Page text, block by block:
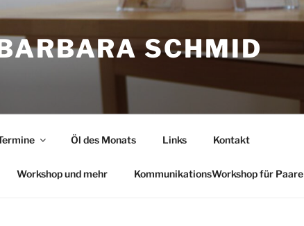
SCHMID
Öl des Monats Links Kontakt
Workshop und mehr KommunikationsWorkshop für Paare